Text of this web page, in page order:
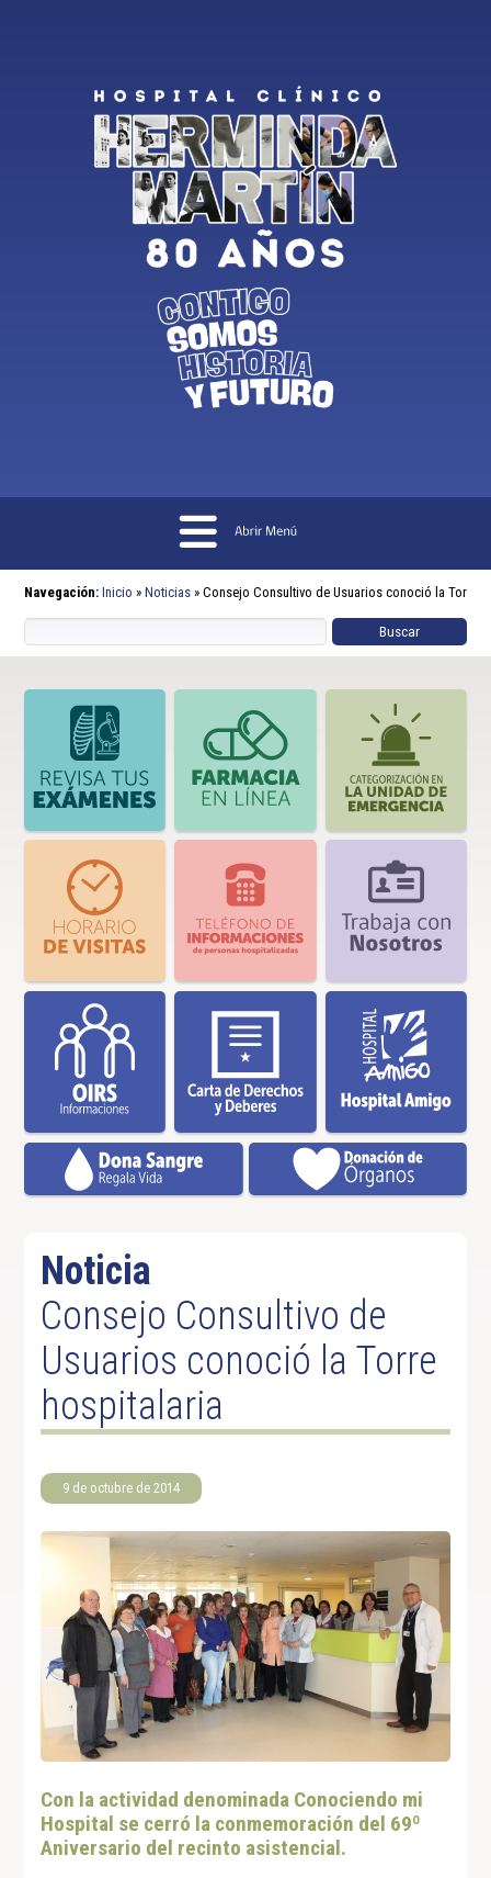
Navegación: Inicio » Noticias » Consejo Consultivo de Usuarios conoció la Torre
Noticia
Consejo Consultivo de
Usuarios conoció la Torre
hospitalaria
9 de octubre de 2014
Con la actividad denominada Conociendo mi
Hospital se cerró la conmemoración del 69º
Aniversario del recinto asistencial.